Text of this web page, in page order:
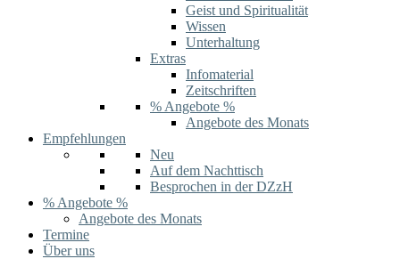
Geist und Spiritualität
Wissen
Unterhaltung
Extras
Infomaterial
Zeitschriften
% Angebote %
Angebote des Monats
Empfehlungen
Neu
Auf dem Nachttisch
Besprochen in der DZzH
% Angebote %
Angebote des Monats
Termine
Über uns